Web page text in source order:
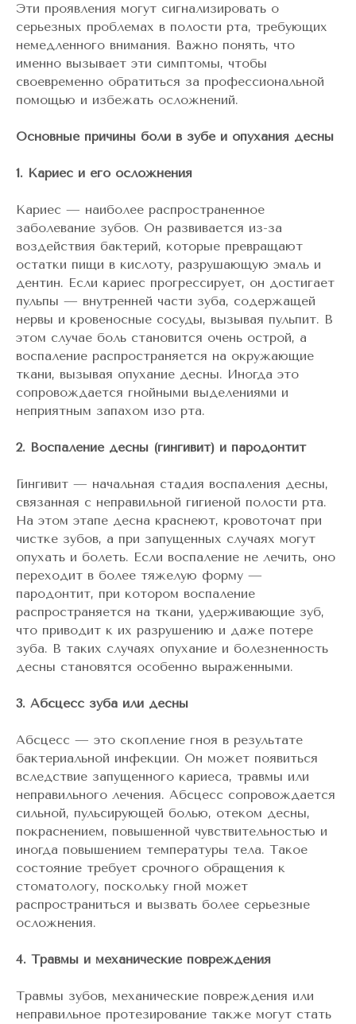
Эти проявления могут сигнализировать о
серьезных проблемах в полости рта, требующих
немедленного внимания. Важно понять, что
именно вызывает эти симптомы, чтобы
своевременно обратиться за профессиональной
помощью и избежать осложнений.
Основные причины боли в зубе и опухания десны
1. Кариес и его осложнения
Кариес — наиболее распространенное
заболевание зубов. Он развивается из-за
воздействия бактерий, которые превращают
остатки пищи в кислоту, разрушающую эмаль и
дентин. Если кариес прогрессирует, он достигает
пульпы — внутренней части зуба, содержащей
нервы и кровеносные сосуды, вызывая пульпит. В
этом случае боль становится очень острой, а
воспаление распространяется на окружающие
ткани, вызывая опухание десны. Иногда это
сопровождается гнойными выделениями и
неприятным запахом изо рта.
2. Воспаление десны (гингивит) и пародонтит
Гингивит — начальная стадия воспаления десны,
связанная с неправильной гигиеной полости рта.
На этом этапе десна краснеют, кровоточат при
чистке зубов, а при запущенных случаях могут
опухать и болеть. Если воспаление не лечить, оно
переходит в более тяжелую форму —
пародонтит, при котором воспаление
распространяется на ткани, удерживающие зуб,
что приводит к их разрушению и даже потере
зуба. В таких случаях опухание и болезненность
десны становятся особенно выраженными.
3. Абсцесс зуба или десны
Абсцесс — это скопление гноя в результате
бактериальной инфекции. Он может появиться
вследствие запущенного кариеса, травмы или
неправильного лечения. Абсцесс сопровождается
сильной, пульсирующей болью, отеком десны,
покраснением, повышенной чувствительностью и
иногда повышением температуры тела. Такое
состояние требует срочного обращения к
стоматологу, поскольку гной может
распространиться и вызвать более серьезные
осложнения.
4. Травмы и механические повреждения
Травмы зубов, механические повреждения или
неправильное протезирование также могут стать